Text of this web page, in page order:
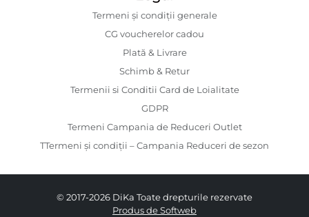
Termeni și condiții generale
CG voucherelor cadou
Plată & Livrare
Schimb & Retur
Termenii si Conditii Card de Loialitate
GDPR
Termeni Campania de Reduceri Outlet
TTermeni și condiții – Campania Reduceri de sezon
© 2017-2026 DiKa Toate drepturile rezervate
Produs de Softweb